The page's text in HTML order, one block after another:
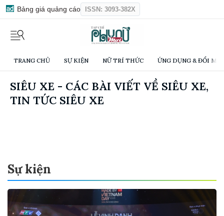
Bảng giá quảng cáo ISSN: 3093-382X
TRANG CHỦ SỰ KIỆN NỮ TRÍ THỨC ỨNG DỤNG & ĐỔI
SIÊU XE - CÁC BÀI VIẾT VỀ SIÊU XE,
TIN TỨC SIÊU XE
Sự kiện